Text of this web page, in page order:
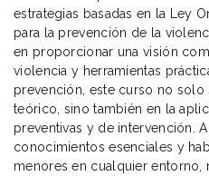
estrategias basadas en la Ley
para la prevención de la
en proporcionar una visión
violencia y herramientas
prevención, este curso no solo
teórico, sino también en la
preventivas y de intervención.
conocimientos esenciales y
menores en cualquier